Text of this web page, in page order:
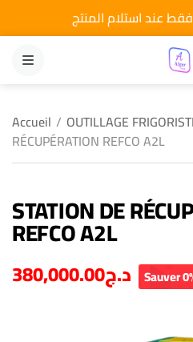
عند استلام المنتج
MENU
Accueil / OUTILLAGE
RÉCUPÉRATION REFCO A2L
STATION DE
REFCO A2L
د.ج380,000.00 Sauver